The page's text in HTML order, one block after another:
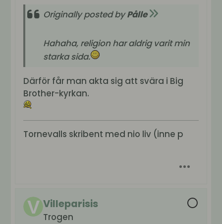
Originally posted byPålle
Hahaha, religion har aldrig varit min
starka sida.
Därför får man akta sig att svära i Big
Brother-kyrkan.
Tornevalls skribent med nio liv (inne p
Villeparisis
Trogen